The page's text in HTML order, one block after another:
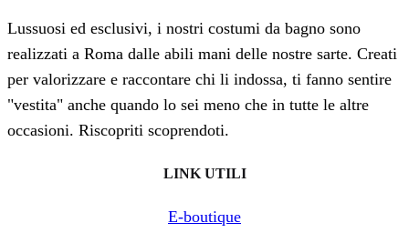
Lussuosi ed esclusivi, i nostri costumi da bagno sono
realizzati a Roma dalle abili mani delle nostre sarte. Creati
per valorizzare e raccontare chi li indossa, ti fanno sentire
"vestita" anche quando lo sei meno che in tutte le altre
occasioni. Riscopriti scoprendoti.
LINK UTILI
E-boutique